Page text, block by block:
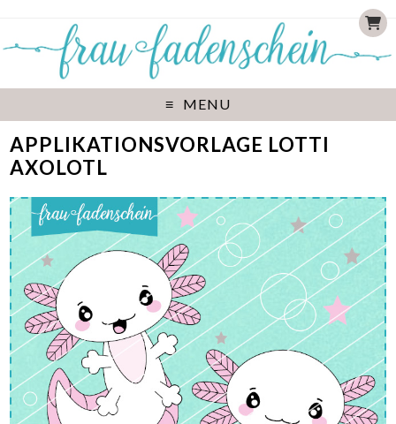
MENU
APPLIKATIONSVORLAGE LOTTI
AXOLOTL